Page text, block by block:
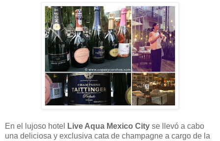
En el lujoso hotel Live Aqua Mexico City se llevó a cabo
una deliciosa y exclusiva cata de champagne a cargo de la